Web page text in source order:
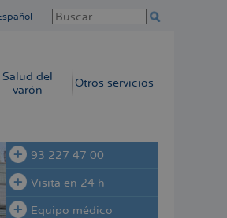
Salud del
varón
Otros servicios
93 227 47 00
Visita en 24 h
Equipo médico